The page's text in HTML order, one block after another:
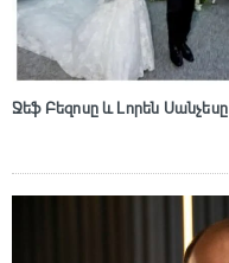
Ջեֆ Բեզոսը և Լորեն